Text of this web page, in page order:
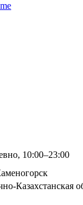
10:00–23:00
Казахстанская